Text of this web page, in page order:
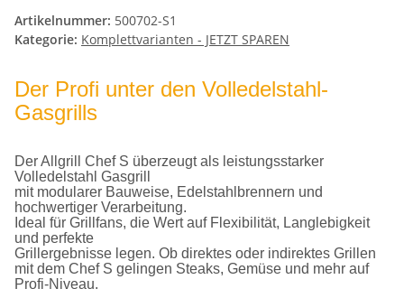
Artikelnummer: 500702-S1
Kategorie: Komplettvarianten - JETZT SPAREN
Der Profi unter den Volledelstahl-
Gasgrills
Der Allgrill Chef S überzeugt als leistungsstarker
Volledelstahl Gasgrill
mit modularer Bauweise, Edelstahlbrennern und
hochwertiger Verarbeitung.
Ideal für Grillfans, die Wert auf Flexibilität, Langlebigkeit
und perfekte
Grillergebnisse legen. Ob direktes oder indirektes Grillen
mit dem Chef S gelingen Steaks, Gemüse und mehr auf
Profi-Niveau.